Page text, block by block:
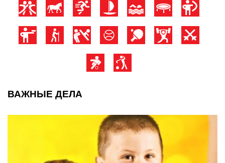
ВАЖНЫЕ ДЕЛА